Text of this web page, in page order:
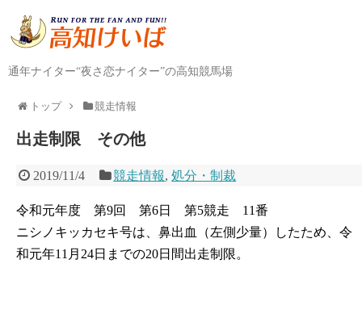
通年ナイター“夜さ恋ナイター”の高知競馬場
トップ 競走情報
出走制限 その他
2019/11/4 競走情報,処分・制裁
令和元年度 第9回 第6日 第5競走 11番
ニシノキッカセキ号は、鼻出血（左側少量）したため、令
和元年11月24日までの20日間出走制限。